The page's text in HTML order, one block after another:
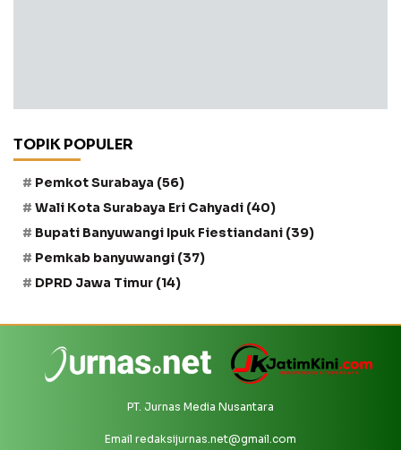
TOPIK POPULER
Pemkot Surabaya (56)
Wali Kota Surabaya Eri Cahyadi (40)
Bupati Banyuwangi Ipuk Fiestiandani (39)
Pemkab banyuwangi (37)
DPRD Jawa Timur (14)
PT. Jurnas Media Nusantara
Email redaksijurnas.net@gmail.com